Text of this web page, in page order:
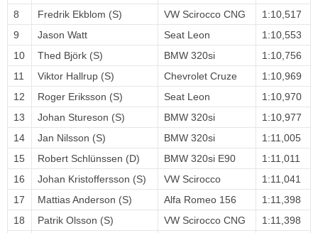
8
Fredrik Ekblom (S) VW Scirocco CNG
1:10,517
9
Jason Watt Seat Leon
1:10,553
10
Thed Björk (S) BMW 320si
1:10,756
11
Viktor Hallrup (S) Chevrolet Cruze
1:10,969
12
Roger Eriksson (S) Seat Leon
1:10,970
13
Johan Stureson (S) BMW 320si
1:10,977
14
Jan Nilsson (S) BMW 320si
1:11,005
15
Robert Schlünssen (D) BMW 320si E90
1:11,011
16
Johan Kristoffersson (S) VW Scirocco
1:11,041
17
Mattias Anderson (S) Alfa Romeo 156
1:11,398
18
Patrik Olsson (S) VW Scirocco CNG
1:11,398